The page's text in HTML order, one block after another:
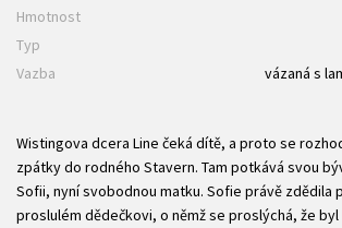
Hmotnost
Typ
Vazba
vázaná s
Wistingova dcera Line čeká dítě, a proto se
zpátky do rodného Stavern. Tam potkává svou
Sofii, nyní svobodnou matku. Sofie právě zdědila
proslulém dědečkovi, o němž se proslýchá, že